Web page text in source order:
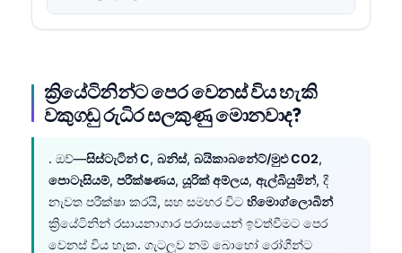
ක්‍රියේටිනින්ට පෙර වෙනස් විය හැකි
වකුගඩු රුධිර සලකුණු මොනවාද?
. ඔව්—සිස්ටැටින් C, බනිස්, බයිකාබනේට්/මුළු CO2,
පොටෑසියම්, පරීක්ෂණය, යූරික් අම්ලය, ඇල්බියුමින්, දී
නැවත පරීක්ෂා කරයි, සහ සමහර විට හිමොග්ලොබින්
ක්‍රියේටිනින් රසායනාගාර පරාසයෙන් ඉවත්වීමට පෙර
වෙනස් විය හැක. ගැටලුව නම් බොහෝ රෝගීන්ට